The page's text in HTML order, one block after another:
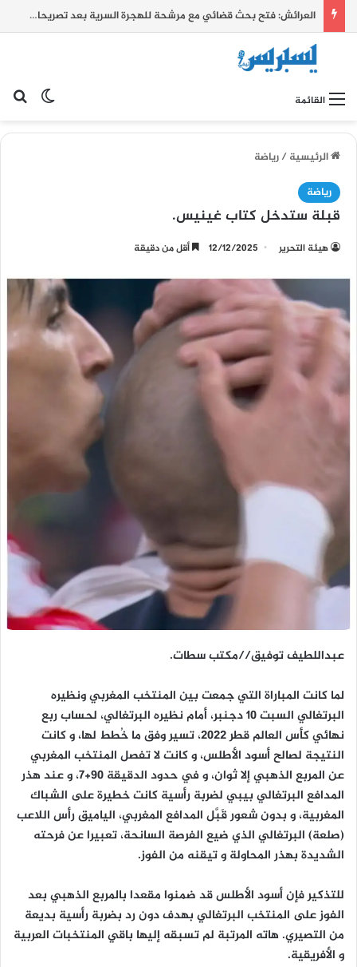
العرائش: فتح بحث قضائي مع مرشحة للهجرة السرية بعد تصريحات زائفة واتهامات كيدية بشأن أحداث الفنيدق وسبتة
القائمة
الرئيسية/رياضة
رياضة
قبلة ستدخل كتاب غينيس.
هيئة التحرير 12/12/2025 أقل من دقيقة
عبداللطيف توفيق//مكتب سطات.
لما كانت المباراة التي جمعت بين المنتخب المغربي ونظيره
البرتغالي السبت 10 دجنبر، أمام نظيره البرتغالي، لحساب ربع
نهائي كأس العالم قطر 2022، تسير وفق ما خُطط لها، و كانت
النتيجة لصالح أسود الأطلس، و كانت لا تفصل المنتخب المغربي
عن المربع الذهبي إلا ثوان، و في حدود الدقيقة 90+7، و عند هذر
المدافع البرتغالي بيبي لضربة رأسية كانت خطيرة على الشباك
المغربية، و بدون شعور قَبَّل المدافع المغربي، الياميق رأس اللاعب
(صلعة) البرتغالي الذي ضيع الفرصة السانحة، تعبيرا عن فرحته
الشديدة بهذر المحاولة و تيقنه من الفوز.
للتذكير فإن أسود الأطلس قد ضمنوا مقعدا بالمربع الذهبي بعد
الفوز على المنتخب البرتغالي بهدف دون رد بضربة رأسية بديعة
من التصيري. هاته المرتبة لم تسبقه إليها باقي المنتخبات العربية
و الأفريقية.